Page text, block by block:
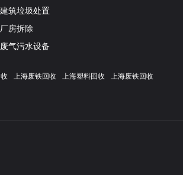
筑垃圾处置
房拆除
气污水设备
上海废铁回收 上海塑料回收 上海废铁回收